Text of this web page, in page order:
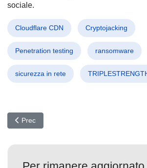
sociale.
Cloudflare CDN Cryptojacking
Penetration testing ransomware
sicurezza in rete
Articolo precedente: Ransomware in
Prec